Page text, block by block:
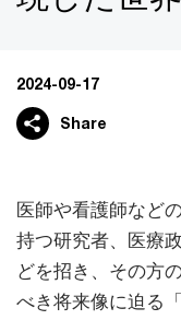
2024-09-17
Share
医師や看護師など
持つ研究者、医療
どを招き、その方
べき将来像に迫る